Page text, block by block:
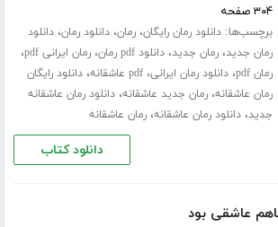
۳۰۴ صفحه
برچسب‌ها:دانلود رمان رایگان،رمان،دانلود رمان،دانلود
رمان جدید،رمان جدید،دانلود pdf رمان ،رمان ایرانی pdf ،
رمان pdf ،دانلود رمان ایرانی،pdf عاشقانه ،دانلود رایگان
رمان عاشقانه،رمان جدید عاشقانه،دانلود رمان عاشقانه
جدید،دانلود رمان عاشقانه،رمان عاشقانه
دانلود کتاب
عاشقی بود